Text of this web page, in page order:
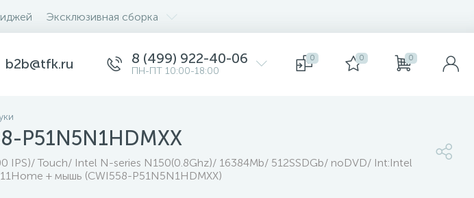
Эксклюзивная сборка
b2b@tfk.ru 8 (499) 922-40-06
ПН-ПТ 10:00-18:00
0 0 0
P51N5N1HDMXX
IPS)/ Touch/ Intel N-series N150(0.8Ghz)/ 16384Mb/ 512SSDGb/ noDVD/ Int:Intel
+ мышь (CWI558-P51N5N1HDMXX)